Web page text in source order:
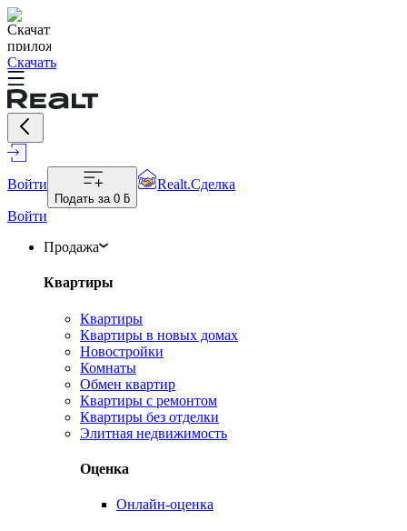
Скачать
Войти
Подать за 0 ƃ
Realt.Сделка
Войти
Продажа
Квартиры
Квартиры
Квартиры в новых домах
Новостройки
Комнаты
Обмен квартир
Квартиры с ремонтом
Квартиры без отделки
Элитная недвижимость
Оценка
Онлайн-оценка